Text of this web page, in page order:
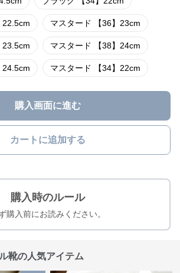
【35】22.5cm マスタード 【36】23cm
23.5cm マスタード 【38】24cm
【39】24.5cm マスタード 【34】22cm
購入画面に進む
カートに追加する
購入時のルール
購入前にお読みください。
靴の人気アイテム